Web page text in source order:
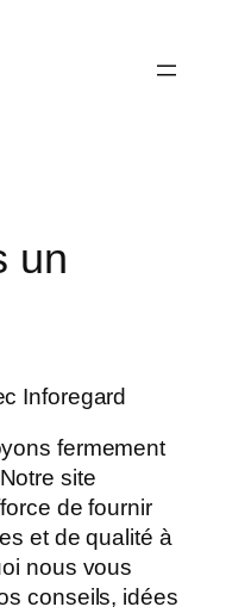
un
Inforegard
fermement
site
de fournir
et de qualité à
nous vous
conseils, idées